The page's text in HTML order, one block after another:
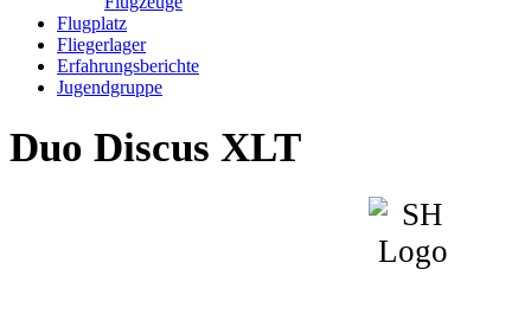
Flugplatz
Fliegerlager
Erfahrungsberichte
Jugendgruppe
Duo Discus XLT